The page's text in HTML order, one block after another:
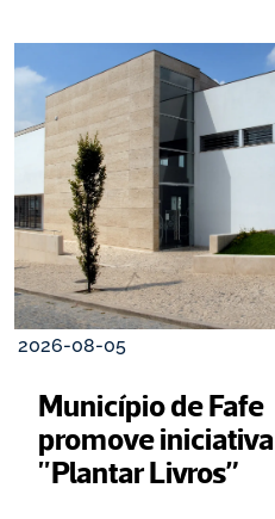
2026-08-05
Município de Fafe
promove iniciativa
"Plantar Livros”